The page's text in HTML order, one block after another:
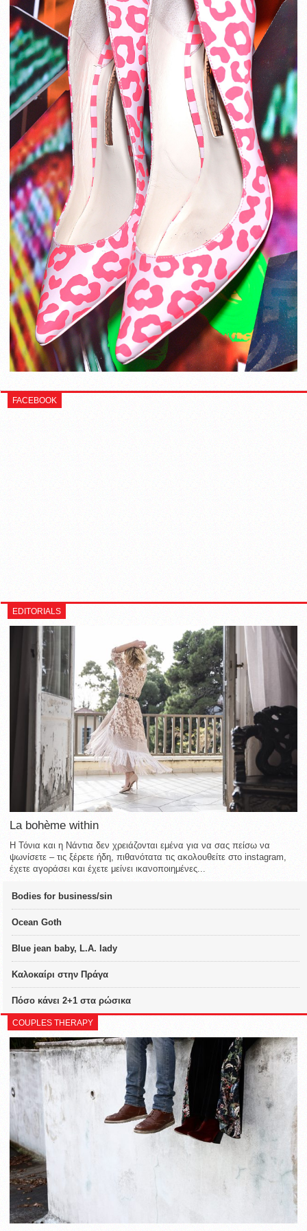
FACEBOOK
EDITORIALS
La bohème within
Η Τόνια και η Νάντια δεν χρειάζονται εμένα για να σας πείσω να
ψωνίσετε – τις ξέρετε ήδη, πιθανότατα τις ακολουθείτε στο instagram,
έχετε αγοράσει και έχετε μείνει ικανοποιημένες...
Bodies for business/sin
Ocean Goth
Blue jean baby, L.A. lady
Καλοκαίρι στην Πράγα
Πόσο κάνει 2+1 στα ρώσικα
COUPLES THERAPY